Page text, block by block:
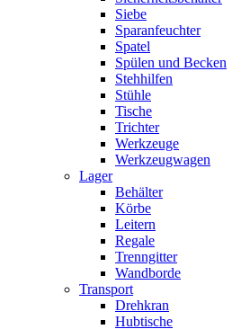
Siebe
Sparanfeuchter
Spatel
Spülen und Becken
Stehhilfen
Stühle
Tische
Trichter
Werkzeuge
Werkzeugwagen
Lager
Behälter
Körbe
Leitern
Regale
Trenngitter
Wandborde
Transport
Drehkran
Hubtische